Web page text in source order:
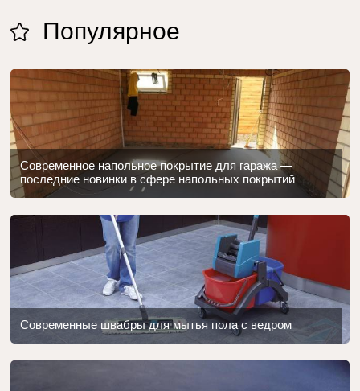
Популярное
Современное напольное покрытие для гаража —
последние новинки в сфере напольных покрытий
Современные швабры для мытья пола с ведром